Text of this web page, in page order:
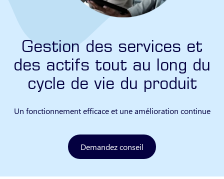
Gestion des services et
des actifs tout au long du
cycle de vie du produit
Un fonctionnement efficace et une amélioration continue
Demandez conseil